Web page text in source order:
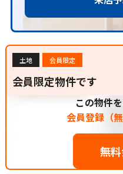
土地 会員限定
会員限定物件です
この物件
会員登録（無
無